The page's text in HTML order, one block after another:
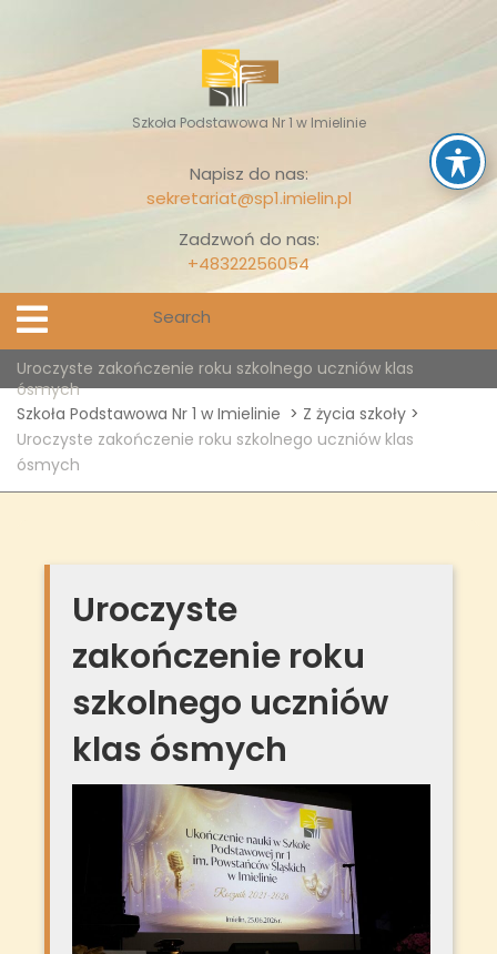
content
Szkoła Podstawowa Nr 1 w Imielinie
Napisz do nas:
sekretariat@sp1.imielin.pl
Zadzwoń do nas:
+48322256054
Open
Menu
Uroczyste zakończenie roku szkolnego uczniów klas
ósmych
Szkoła Podstawowa Nr 1 w Imielinie > Z życia szkoły >
Uroczyste zakończenie roku szkolnego uczniów klas
ósmych
Uroczyste
zakończenie roku
szkolnego uczniów
klas ósmych